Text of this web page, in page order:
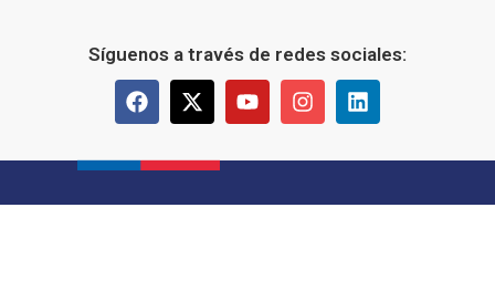
Síguenos a través de redes sociales: